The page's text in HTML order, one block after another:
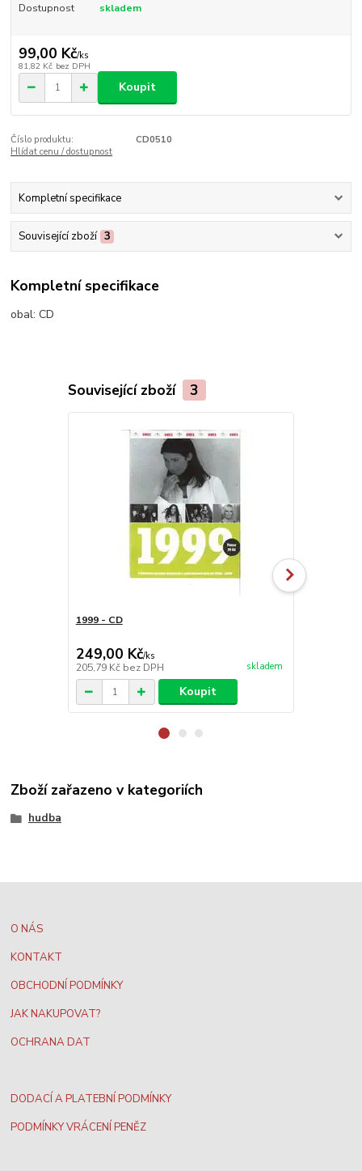
Dostupnost skladem
99,00 Kč/ks
81,82 Kč bez DPH
Koupit
Číslo produktu:
CD0510
Hlídat cenu / dostupnost
Kompletní specifikace
Související zboží 3
Kompletní specifikace
obal: CD
Související zboží 3
1999 - CD
249,00 Kč/ks
205,79 Kč bez DPH skladem
Koupit
Zboží zařazeno v kategoriích
hudba
O NÁS
KONTAKT
OBCHODNÍ PODMÍNKY
JAK NAKUPOVAT?
OCHRANA DAT
DODACÍ A PLATEBNÍ PODMÍNKY
PODMÍNKY VRÁCENÍ PENĚZ